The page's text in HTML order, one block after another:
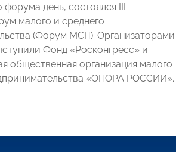
форума день, состоялся III
малого и среднего
(Форум МСП). Организаторами
Фонд «Росконгресс» и
общественная организация малого
«ОПОРА РОССИИ».